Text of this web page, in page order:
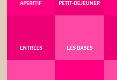
APÉRITIF PETIT-DÉJEUNER
ENTRÉES LES BASES